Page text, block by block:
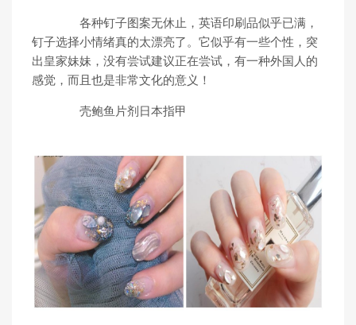
各种钉子图案无休止，英语印刷品似乎已满，
钉子选择小情绪真的太漂亮了。它似乎有一些个性，突
出皇家妹妹，没有尝试建议正在尝试，有一种外国人的
感觉，而且也是非常文化的意义！
壳鲍鱼片剂日本指甲